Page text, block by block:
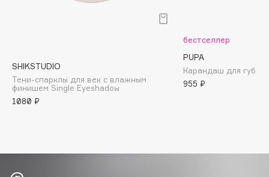
Brunello Cucinelli
Bvlgari
by TERRY
SHIKSTUDIO
Тени-спарклы для век с влажным
финишем Single Eyeshadow
1080 ₽
бестселлер
PUPA
Карандаш для губ
955 ₽